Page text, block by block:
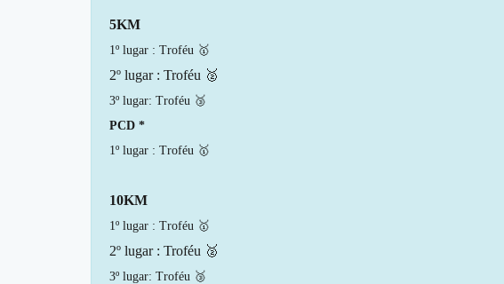
5KM
1º lugar : Troféu 🥇
2º lugar : Troféu 🥈
3º lugar: Troféu 🥉
PCD *
1º lugar : Troféu 🥇
10KM
1º lugar : Troféu 🥇
2º lugar : Troféu 🥈
3º lugar: Troféu 🥉